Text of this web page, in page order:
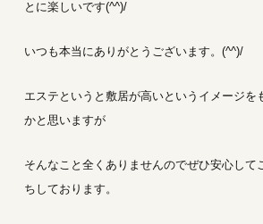
とに楽しいです(^^)/
いつも本当にありがとうございます。(^^)/
エステというと敷居が高いというイメージを
かと思いますが
そんなこと全くありませんのでぜひ安心して
ちしております。